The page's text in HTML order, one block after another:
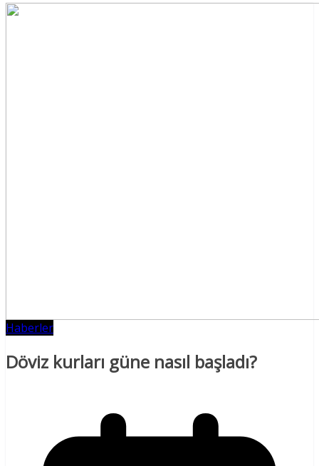
Haberler
Döviz kurları güne nasıl başladı?